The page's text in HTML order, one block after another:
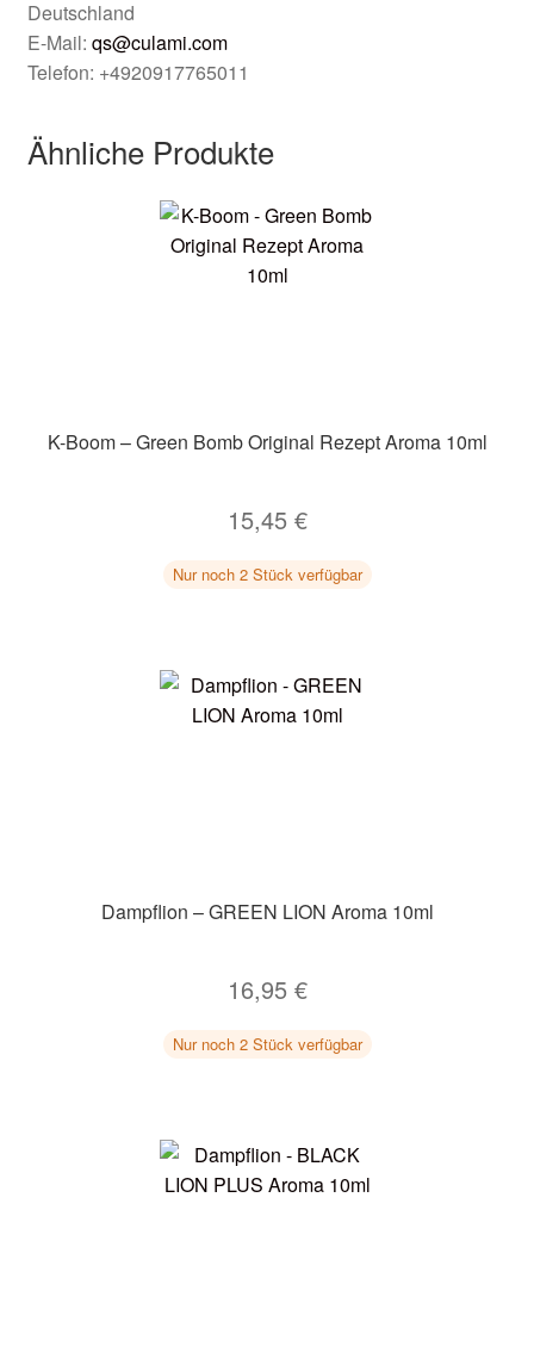
Deutschland
E-Mail: qs@culami.com
Telefon: +4920917765011
Ähnliche Produkte
K-Boom – Green Bomb Original Rezept Aroma 10ml
15,45 €
Nur noch 2 Stück verfügbar
Dampflion – GREEN LION Aroma 10ml
16,95 €
Nur noch 2 Stück verfügbar